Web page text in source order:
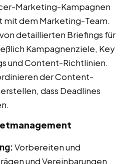
Marketing-Kampagnen
mit dem Marketing-Team.
detaillierten Briefings für
Kampagnenziele, Key
und Content-Richtlinien.
der Content-
dass Deadlines
Vorbereiten und
und Vereinbarungen